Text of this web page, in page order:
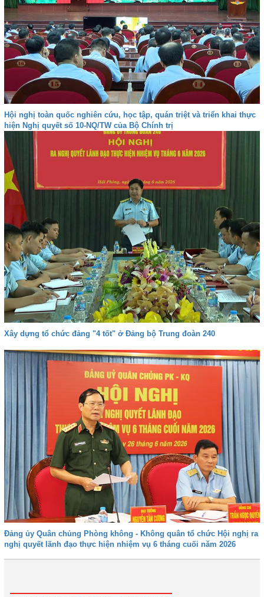
Hội nghị toàn quốc nghiên cứu, học tập, quán triệt và triển khai thực
hiện Nghị quyết số 10-NQ/TW của Bộ Chính trị
Xây dựng tổ chức đảng "4 tốt" ở Đảng bộ Trung đoàn 240
Đảng ủy Quân chủng Phòng không - Không quân tổ chức Hội nghị ra
nghị quyết lãnh đạo thực hiện nhiệm vụ 6 tháng cuối năm 2026